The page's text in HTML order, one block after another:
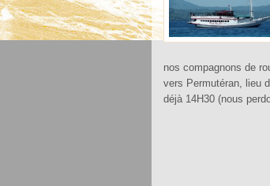
nos compagnons de
vers Permutéran, lieu
déjà 14H30 (nous